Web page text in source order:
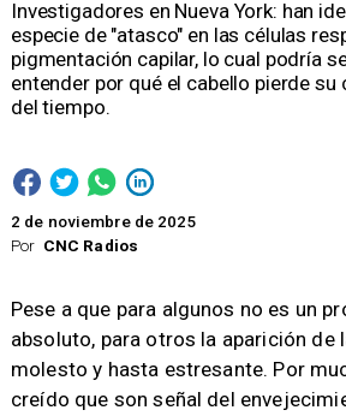
Por CNC Radios
2 de noviembre de 2025
Investigadores en Nueva York: han
especie de "atasco" en las células
pigmentación capilar, lo cual podría
entender por qué el cabello pierde su
del tiempo.
Pese a que para algunos no es un
absoluto, para otros la aparición de
molesto y hasta estresante. Por
creído que son señal del